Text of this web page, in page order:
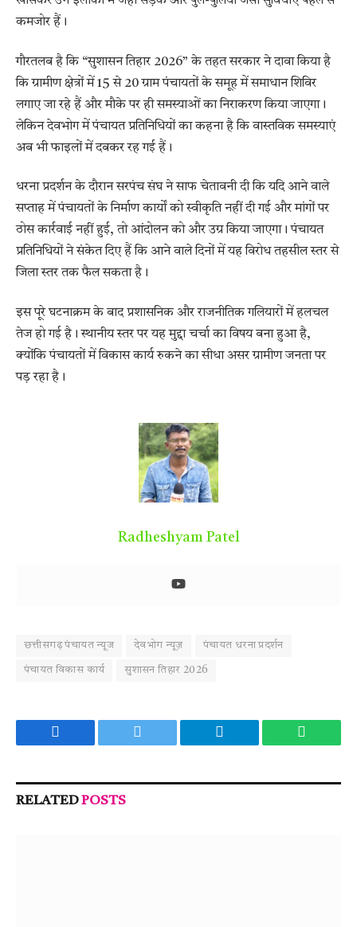
कमजोर हैं।
गौरतलब है कि “सुशासन तिहार 2026” के तहत सरकार ने दावा किया है
कि ग्रामीण क्षेत्रों में 15 से 20 ग्राम पंचायतों के समूह में समाधान शिविर
लगाए जा रहे हैं और मौके पर ही समस्याओं का निराकरण किया जाएगा।
लेकिन देवभोग में पंचायत प्रतिनिधियों का कहना है कि वास्तविक समस्याएं
अब भी फाइलों में दबकर रह गई हैं।
धरना प्रदर्शन के दौरान सरपंच संघ ने साफ चेतावनी दी कि यदि आने वाले
सप्ताह में पंचायतों के निर्माण कार्यों को स्वीकृति नहीं दी गई और मांगों पर
ठोस कार्रवाई नहीं हुई, तो आंदोलन को और उग्र किया जाएगा। पंचायत
प्रतिनिधियों ने संकेत दिए हैं कि आने वाले दिनों में यह विरोध तहसील स्तर से
जिला स्तर तक फैल सकता है।
इस पूरे घटनाक्रम के बाद प्रशासनिक और राजनीतिक गलियारों में हलचल
तेज हो गई है। स्थानीय स्तर पर यह मुद्दा चर्चा का विषय बना हुआ है,
क्योंकि पंचायतों में विकास कार्य रुकने का सीधा असर ग्रामीण जनता पर
पड़ रहा है।
Radheshyam Patel
छत्तीसगढ़ पंचायत न्यूज देवभोग न्यूज़ पंचायत धरना प्रदर्शन
पंचायत विकास कार्य सुशासन तिहार 2026
Facebook Twitter Telegram
RELATEDPOSTS